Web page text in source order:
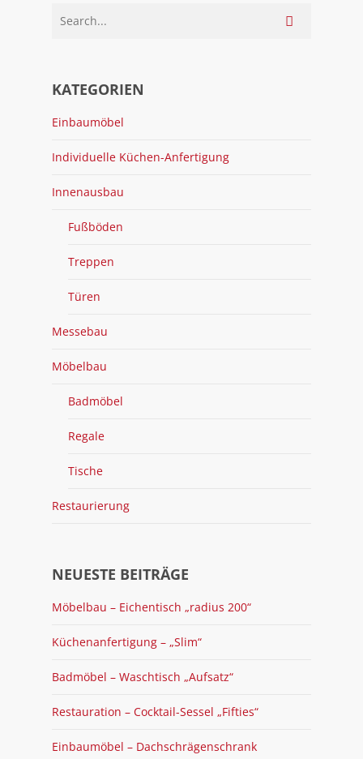
KATEGORIEN
Einbaumöbel
Individuelle Küchen-Anfertigung
Innenausbau
Fußböden
Treppen
Türen
Messebau
Möbelbau
Badmöbel
Regale
Tische
Restaurierung
NEUESTE BEITRÄGE
Möbelbau – Eichentisch „radius 200“
Küchenanfertigung – „Slim“
Badmöbel – Waschtisch „Aufsatz“
Restauration – Cocktail-Sessel „Fifties“
Einbaumöbel – Dachschrägenschrank